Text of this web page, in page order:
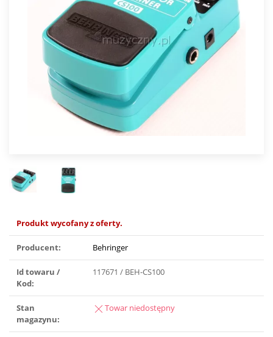
Produkt wycofany z oferty.
Producent: Behringer
Id towaru /
Kod:
117671 / BEH-CS100
Stan
magazynu:
Towar niedostępny